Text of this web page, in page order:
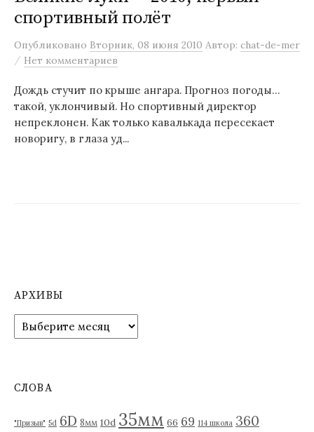
м
спортивный полёт
Опубликовано Вторник, 08 июня 2010 Автор: chat-de-mer
/ Нет комментариев
Дождь стучит по крыше ангара. Прогноз погоды…
такой, уклончивый. Но спортивный директор
непреклонен. Как только кавалькада пересекает
новоригу, в глаза уд...
АРХИВЫ
р
в
СЛОВА
"Призыв" 5d 6D 8мм 10d 35мм 66 69 114 школа 360